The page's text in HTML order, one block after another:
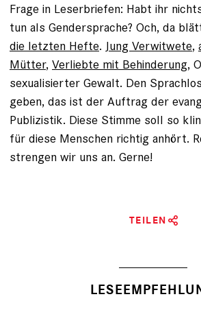
Frage in Leser­briefen: Habt ihr
tun als Gendersprache? Och, da
die letzten Hefte. Jung Verwitwete,
Mütter, Verliebte mit Behinderung,
sexualisierter Gewalt. Den
geben, das ist der Auftrag der
Publizistik. Diese Stimme soll so
für diese Menschen richtig anhört.
strengen wir uns an. Gerne!
TEILEN